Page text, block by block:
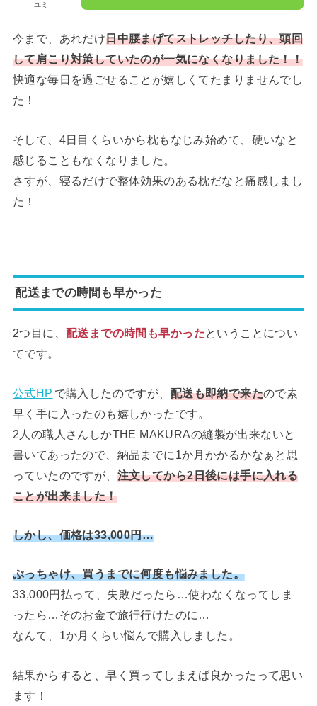
ユミ
今まで、あれだけ日中腰まげてストレッチしたり、頭回
して肩こり対策していたのが一気になくなりました！！
快適な毎日を過ごせることが嬉しくてたまりませんでし
た！
そして、4日目くらいから枕もなじみ始めて、硬いなと
感じることもなくなりました。
さすが、寝るだけで整体効果のある枕だなと痛感しまし
た！
配送までの時間も早かった
2つ目に、 配送までの時間も早かったということについ
てです。
公式HP で購入したのですが、 配送も即納で来たので素
早く手に入ったのも嬉しかったです。
2人の職人さんしかTHE MAKURAの縫製が出来ないと
書いてあったので、納品までに1か月かかるかなぁと思
っていたのですが、 注文してから2日後には手に入れる
ことが出来ました！
しかし、価格は33,000円…
ぶっちゃけ、買うまでに何度も悩みました。
33,000円払って、失敗だったら…使わなくなってしま
ったら…そのお金で旅行行けたのに…
なんて、1か月くらい悩んで購入しました。
結果からすると、早く買ってしまえば良かったって思い
ます！